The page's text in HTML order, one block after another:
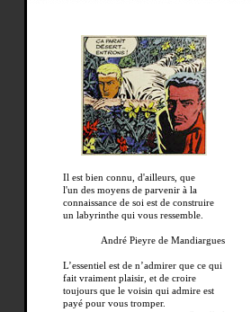
Il est bien connu, d'ailleurs, que
l'un des moyens de parvenir à la
connaissance de soi est de construire
un labyrinthe qui vous ressemble.
André Pieyre de Mandiargues
L’essentiel est de n’admirer que ce qui
fait vraiment plaisir, et de croire
toujours que le voisin qui admire est
payé pour vous tromper.